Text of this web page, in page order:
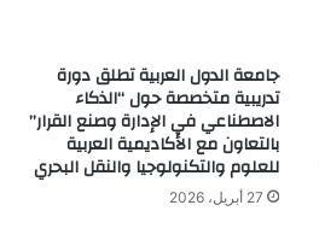
جامعة الدول العربية تطلق دورة
تدريبية متخصصة حول “الذكاء
الاصطناعي في الإدارة وصنع القرار”
بالتعاون مع الأكاديمية العربية
للعلوم والتكنولوجيا والنقل البحري
27 أبريل، 2026